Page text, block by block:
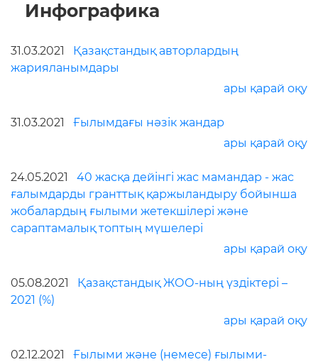
Инфографика
31.03.2021
Қазақстандық авторлардың
жарияланымдары
ары қарай оқу
31.03.2021
Ғылымдағы нәзік жандар
ары қарай оқу
24.05.2021
40 жасқа дейінгі жас мамандар - жас
ғалымдарды гранттық қаржыландыру бойынша
жобалардың ғылыми жетекшілері және
сараптамалық топтың мүшелері
ары қарай оқу
05.08.2021
Қазақстандық ЖОО-ның үздіктері –
2021 (%)
ары қарай оқу
02.12.2021
Ғылыми және (немесе) ғылыми-